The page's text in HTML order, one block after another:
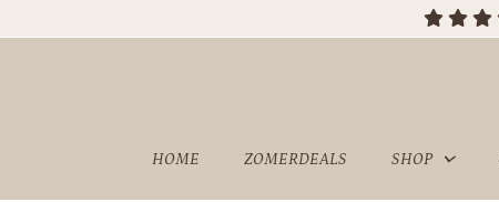
HOME ZOMERDEALS SHOP